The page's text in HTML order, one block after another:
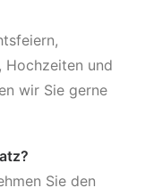
Hochzeiten und
wir Sie gerne
Sie den